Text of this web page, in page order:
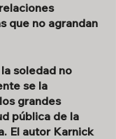
que no agrandan
soledad no
se la
grandes
pública de la
El autor Karnick